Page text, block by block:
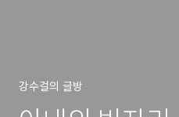
강수걸의 글방